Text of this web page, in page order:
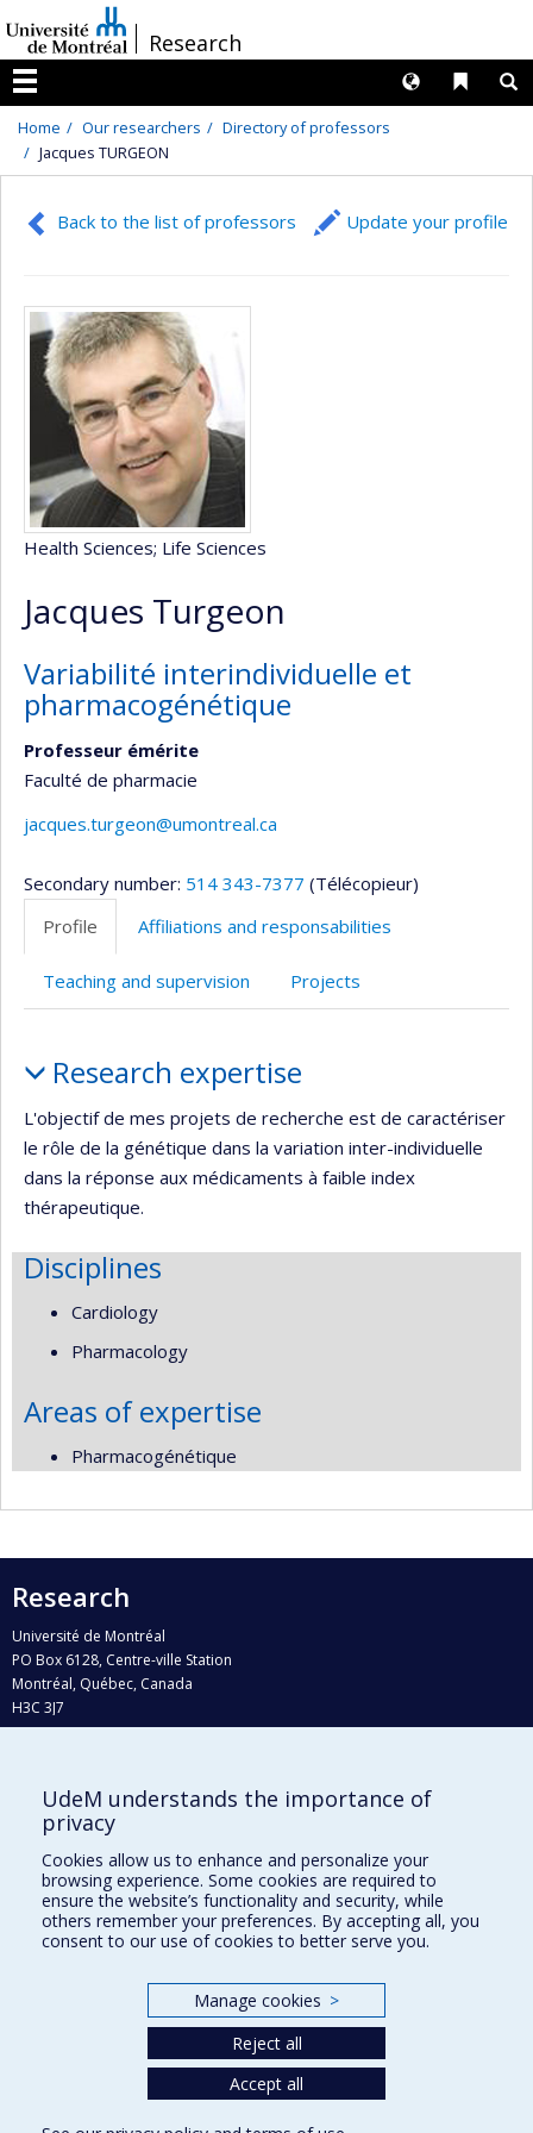
au
contenu
/Research
Menu
Liens
Langues
Home Our researchers
Directory of professors
Jacques TURGEON
Back to the list of professors Update your profile
Health Sciences; Life Sciences
Jacques Turgeon
Variabilité interindividuelle et
pharmacogénétique
Professeur émérite
Faculté de pharmacie
jacques.turgeon@umontreal.ca
Secondary number: 514 343-7377 (Télécopieur)
Profile
Affiliations and responsabilities
Teaching and supervision Projects
Research expertise
L'objectif de mes projets de recherche est de caractériser
le rôle de la génétique dans la variation inter-individuelle
dans la réponse aux médicaments à faible index
thérapeutique.
Disciplines
Cardiology
Pharmacology
Areas of expertise
Pharmacogénétique
Research
Université de Montréal
PO Box 6128, Centre-ville Station
Montréal, Québec, Canada
H3C 3J7
Who does what?
Find us
Site map
Accessibility
UdeM understands the importance of
privacy
Cookies allow us to enhance and personalize your
browsing experience. Some cookies are required to
ensure the website’s functionality and security, while
others remember your preferences. By accepting all, you
consent to our use of cookies to better serve you.
Manage cookies >
Reject all
Accept all